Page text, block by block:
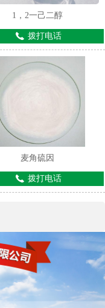
1，2一己二醇
拨打电话
麦角硫因
拨打电话